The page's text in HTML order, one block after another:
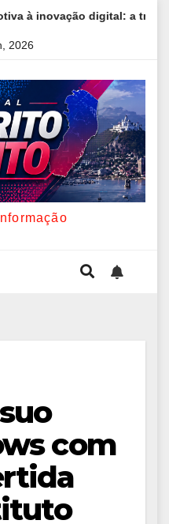
digital: a trajetória
2026
com